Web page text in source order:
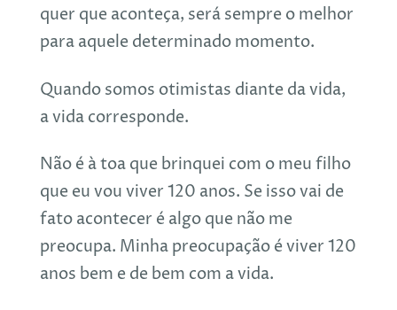
quer que aconteça, será sempre o melhor
para aquele determinado momento.
Quando somos otimistas diante da vida,
a vida corresponde.
Não é à toa que brinquei com o meu filho
que eu vou viver 120 anos. Se isso vai de
fato acontecer é algo que não me
preocupa. Minha preocupação é viver 120
anos bem e de bem com a vida.